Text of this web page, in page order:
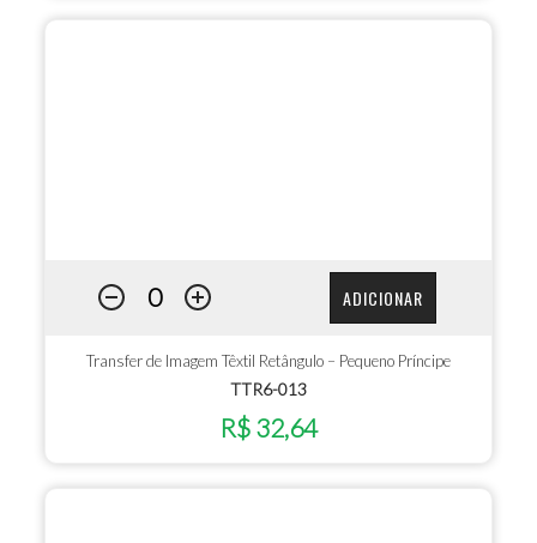
ADICIONAR
Transfer de Imagem Têxtil Retângulo – Pequeno Príncipe
TTR6-013
R$ 32,64